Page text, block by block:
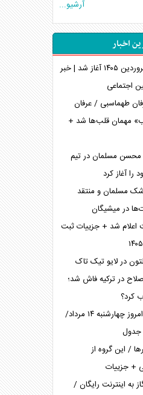
امنیتی جدید است؟
در تثبیت معادلات
برزیل
آمریکا
غذایی جهان
خانواده‌ها
به کشتی ایرانی
آرشیو...
اخبار
واریز مابه‌التفاوت حقوق فروردین ۱۴۰۵ آغاز شد | خبر
اجتماعی
طهماسبی / عرفان
مهمان قلب‌ها شد +
محسن مسلمان در تیم
را آغاز کرد
مسلمان و منتقد
در میشیگان
اعلام شد + جزییات ثبت
در لایو تیک تاک
در ترکیه فاش شد؛
آخرین قیمت طلا و سکه امروز چهارشنبه ۱۴ مرداد/
/ این گروه از
+ جزییات
به اینترنت رایگان /